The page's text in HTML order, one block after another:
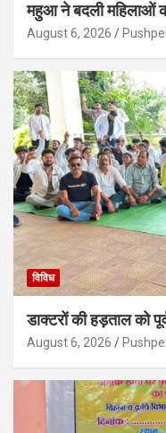
महुआ ने बदली महिलाओं
August 6, 2026
विविध
डाक्टरों की हड़ताल को
August 6, 2026